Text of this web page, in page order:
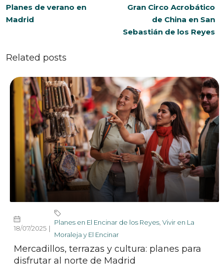
Planes de verano en
Madrid
Gran Circo Acrobático
de China en San
Sebastián de los Reyes
Related posts
18/07/2025
Planes en El Encinar de los Reyes Vivir en La
Moraleja y El Encinar
Mercadillos, terrazas y cultura: planes para
disfrutar al norte de Madrid